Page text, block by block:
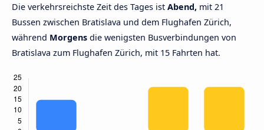
Die verkehrsreichste Zeit des Tages ist Abend, mit 21
Bussen zwischen Bratislava und dem Flughafen Zürich,
während Morgens die wenigsten Busverbindungen von
Bratislava zum Flughafen Zürich, mit 15 Fahrten hat.